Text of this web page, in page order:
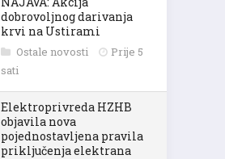
dobrovoljnog darivanja
krvi na Ustirami
Ostale novosti
Prije 5
sati
Elektroprivreda HZHB
objavila nova
pojednostavljena pravila
priključenja elektrana